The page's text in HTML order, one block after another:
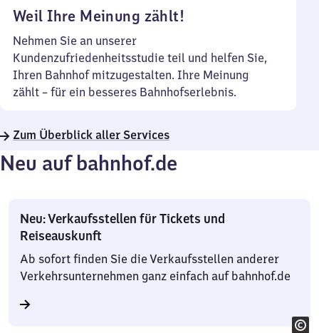
Weil Ihre Meinung zählt!
Nehmen Sie an unserer
Kundenzufriedenheitsstudie teil und helfen Sie,
Ihren Bahnhof mitzugestalten. Ihre Meinung
zählt – für ein besseres Bahnhofserlebnis.
Zum Überblick aller Services
Neu auf bahnhof.de
Neu: Verkaufsstellen für Tickets und
Reiseauskunft
Ab sofort finden Sie die Verkaufsstellen anderer
Verkehrsunternehmen ganz einfach auf bahnhof.de